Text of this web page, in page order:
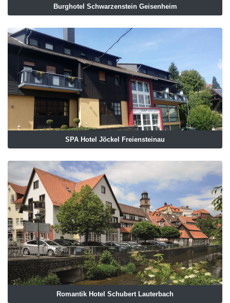
Burghotel Schwarzenstein Geisenheim
SPA Hotel Jöckel Freiensteinau
Romantik Hotel Schubert Lauterbach